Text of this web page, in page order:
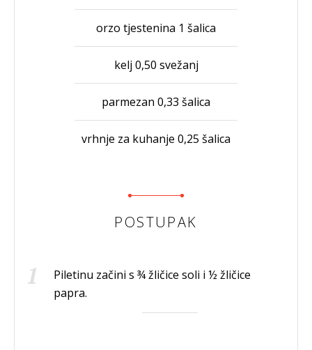
orzo tjestenina 1 šalica
kelj 0,50 svežanj
parmezan 0,33 šalica
vrhnje za kuhanje 0,25 šalica
POSTUPAK
Piletinu začini s ¾ žličice soli i ½ žličice
papra.